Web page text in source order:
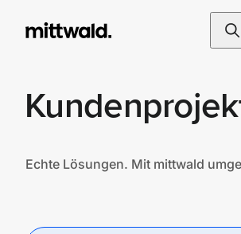
Echte Lösungen. Mit mittwald